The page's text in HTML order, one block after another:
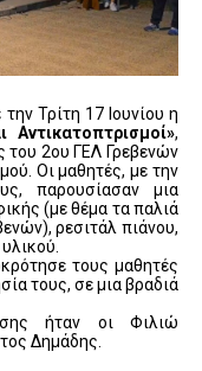
Τρίτη 17 Ιουνίου η
Αντικατοπτρισμοί»,
2ου ΓΕΛ Γρεβενών
Οι μαθητές, με την
παρουσίασαν μια
(με θέμα τα παλιά
ρεσιτάλ πιάνου,
τους μαθητές
τους, σε μια βραδιά
ήταν οι Φιλιώ
Δημάδης.